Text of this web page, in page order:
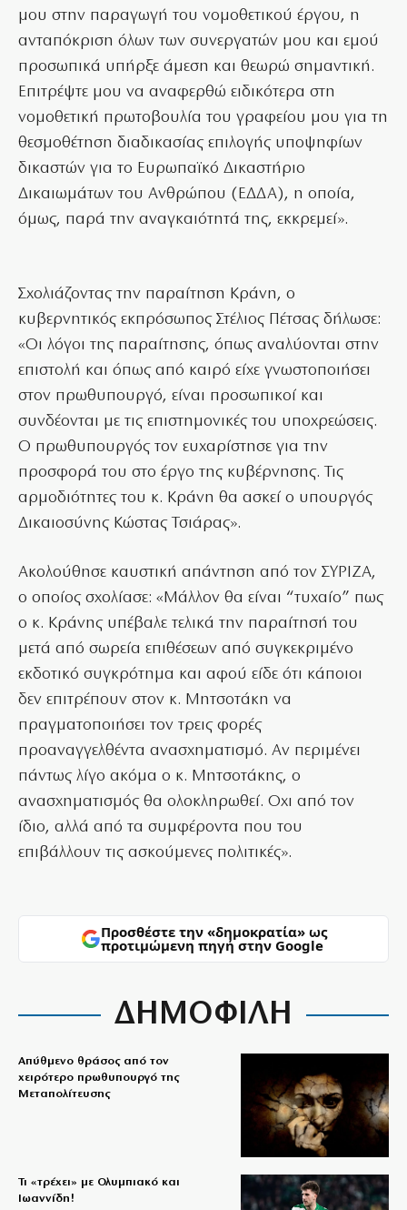
μου στην παραγωγή του νομοθετικού έργου, η
ανταπόκριση όλων των συνεργατών μου και εμού
προσωπικά υπήρξε άμεση και θεωρώ σημαντική.
Επιτρέψτε μου να αναφερθώ ειδικότερα στη
νομοθετική πρωτοβουλία του γραφείου μου για τη
θεσμοθέτηση διαδικασίας επιλογής υποψηφίων
δικαστών για το Ευρωπαϊκό Δικαστήριο
Δικαιωμάτων του Ανθρώπου (ΕΔΔΑ), η οποία,
όμως, παρά την αναγκαιότητά της, εκκρεμεί».
Σχολιάζοντας την παραίτηση Κράνη, ο
κυβερνητικός εκπρόσωπος Στέλιος Πέτσας δήλωσε:
«Οι λόγοι της παραίτησης, όπως αναλύονται στην
επιστολή και όπως από καιρό είχε γνωστοποιήσει
στον πρωθυπουργό, είναι προσωπικοί και
συνδέονται με τις επιστημονικές του υποχρεώσεις.
Ο πρωθυπουργός τον ευχαρίστησε για την
προσφορά του στο έργο της κυβέρνησης. Τις
αρμοδιότητες του κ. Κράνη θα ασκεί ο υπουργός
Δικαιοσύνης Κώστας Τσιάρας».
Ακολούθησε καυστική απάντηση από τον ΣΥΡΙΖΑ,
ο οποίος σχολίασε: «Μάλλον θα είναι “τυχαίο” πως
ο κ. Κράνης υπέβαλε τελικά την παραίτησή του
μετά από σωρεία επιθέσεων από συγκεκριμένο
εκδοτικό συγκρότημα και αφού είδε ότι κάποιοι
δεν επιτρέπουν στον κ. Μητσοτάκη να
πραγματοποιήσει τον τρεις φορές
προαναγγελθέντα ανασχηματισμό. Αν περιμένει
πάντως λίγο ακόμα ο κ. Μητσοτάκης, ο
ανασχηματισμός θα ολοκληρωθεί. Οχι από τον
ίδιο, αλλά από τα συμφέροντα που του
επιβάλλουν τις ασκούμενες πολιτικές».
Προσθέστε την «δημοκρατία» ως
προτιμώμενη πηγή στην Google
ΔΗΜΟΦΙΛΗ
Απύθμενο θράσος από τον
χειρότερο πρωθυπουργό της
Μεταπολίτευσης
Τι «τρέχει» με Ολυμπιακό και
Ιωαννίδη!